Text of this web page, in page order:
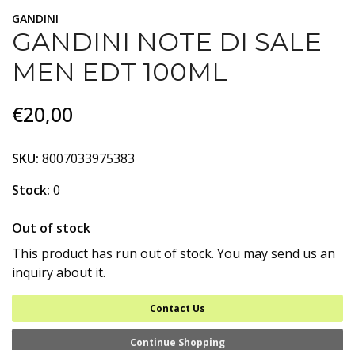
GANDINI
GANDINI NOTE DI SALE
MEN EDT 100ML
€20,00
SKU: 8007033975383
Stock: 0
Out of stock
This product has run out of stock. You may send us an
inquiry about it.
Contact Us
Continue Shopping